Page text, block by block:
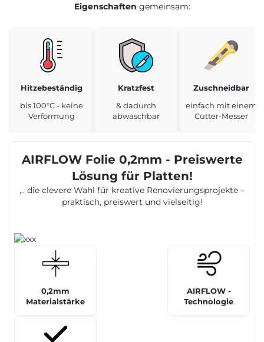
Eigenschaften gemeinsam:
Hitzebeständig
bis 100°C - keine
Verformung
Kratzfest
& dadurch
abwaschbar
Zuschneidbar
einfach mit einem
Cutter-Messer
AIRFLOW Folie 0,2mm - Preiswerte
Lösung für Platten!
,.. die clevere Wahl für kreative Renovierungsprojekte –
praktisch, preiswert und vielseitig!
0,2mm
Materialstärke
AIRFLOW -
Technologie